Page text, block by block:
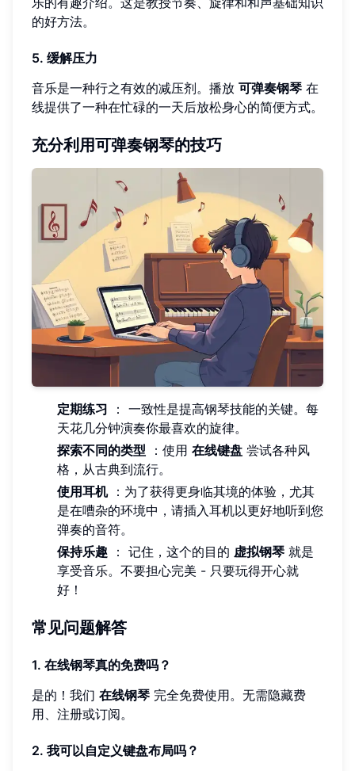
的好方法。
5. 缓解压力
音乐是一种行之有效的减压剂。播放 可弹奏钢琴 在
线提供了一种在忙碌的一天后放松身心的简便方式。
充分利用可弹奏钢琴的技巧
定期练习 ： 一致性是提高钢琴技能的关键。每
天花几分钟演奏你最喜欢的旋律。
探索不同的类型 ：使用 在线键盘 尝试各种风
格，从古典到流行。
使用耳机：为了获得更身临其境的体验，尤其
是在嘈杂的环境中，请插入耳机以更好地听到您
弹奏的音符。
保持乐趣 ： 记住，这个的目的 虚拟钢琴 就是
享受音乐。不要担心完美 - 只要玩得开心就
好！
常见问题解答
1. 在线钢琴真的免费吗？
是的！我们 在线钢琴 完全免费使用。无需隐藏费
用、注册或订阅。
2. 我可以自定义键盘布局吗？